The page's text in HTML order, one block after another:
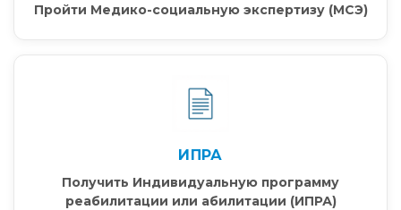
Пройти Медико-социальную экспертизу (МСЭ)
ИПРА
Получить Индивидуальную программу
реабилитации или абилитации (ИПРА)